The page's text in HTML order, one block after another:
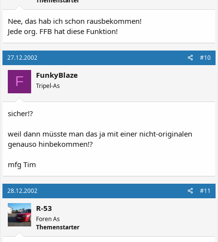
Nee, das hab ich schon rausbekommen!
Jede org. FFB hat diese Funktion!
27.12.2002 #10
F FunkyBlaze
Tripel-As
sicher!?
weil dann müsste man das ja mit einer nicht-originalen
genauso hinbekommen!?
mfg Tim
28.12.2002 #11
R-53
Foren As
Themenstarter